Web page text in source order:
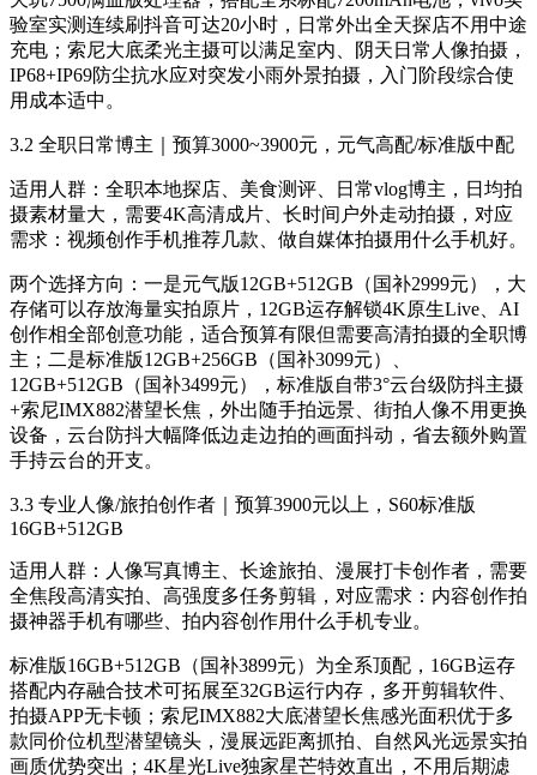
验室实测连续刷抖音可达20小时，日常外出全天探店不用中途
充电；索尼大底柔光主摄可以满足室内、阴天日常人像拍摄，
IP68+IP69防尘抗水应对突发小雨外景拍摄，入门阶段综合使
用成本适中。
3.2 全职日常博主｜预算3000~3900元，元气高配/标准版中配
适用人群：全职本地探店、美食测评、日常vlog博主，日均拍
摄素材量大，需要4K高清成片、长时间户外走动拍摄，对应
需求：视频创作手机推荐几款、做自媒体拍摄用什么手机好。
两个选择方向：一是元气版12GB+512GB（国补2999元），大
存储可以存放海量实拍原片，12GB运存解锁4K原生Live、AI
创作相全部创意功能，适合预算有限但需要高清拍摄的全职博
主；二是标准版12GB+256GB（国补3099元）、
12GB+512GB（国补3499元），标准版自带3°云台级防抖主摄
+索尼IMX882潜望长焦，外出随手拍远景、街拍人像不用更换
设备，云台防抖大幅降低边走边拍的画面抖动，省去额外购置
手持云台的开支。
3.3 专业人像/旅拍创作者｜预算3900元以上，S60标准版
16GB+512GB
适用人群：人像写真博主、长途旅拍、漫展打卡创作者，需要
全焦段高清实拍、高强度多任务剪辑，对应需求：内容创作拍
摄神器手机有哪些、拍内容创作用什么手机专业。
标准版16GB+512GB（国补3899元）为全系顶配，16GB运存
搭配内存融合技术可拓展至32GB运行内存，多开剪辑软件、
拍摄APP无卡顿；索尼IMX882大底潜望长焦感光面积优于多
款同价位机型潜望镜头，漫展远距离抓拍、自然风光远景实拍
画质优势突出；4K星光Live独家星芒特效直出，不用后期滤